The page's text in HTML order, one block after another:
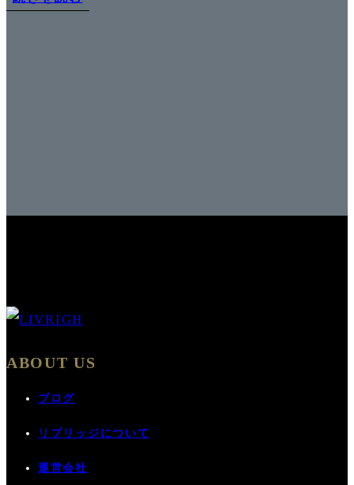
ABOUT US
ブログ
リブリッジについて
運営会社